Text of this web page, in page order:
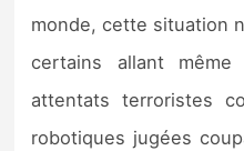
monde, cette situation
certains allant
attentats terroristes
robotiques jugées